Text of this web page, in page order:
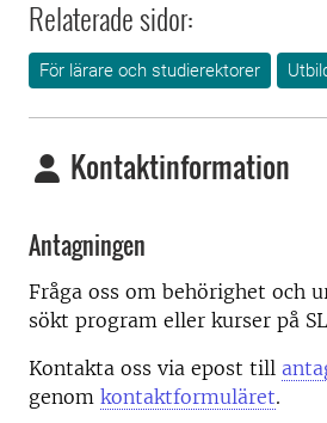
Relaterade sidor:
För lärare och studierektorer
Kontaktinformation
Antagningen
Fråga oss om behörighet och
sökt program eller kurser på
Kontakta oss via epost till
genom kontaktformuläret.